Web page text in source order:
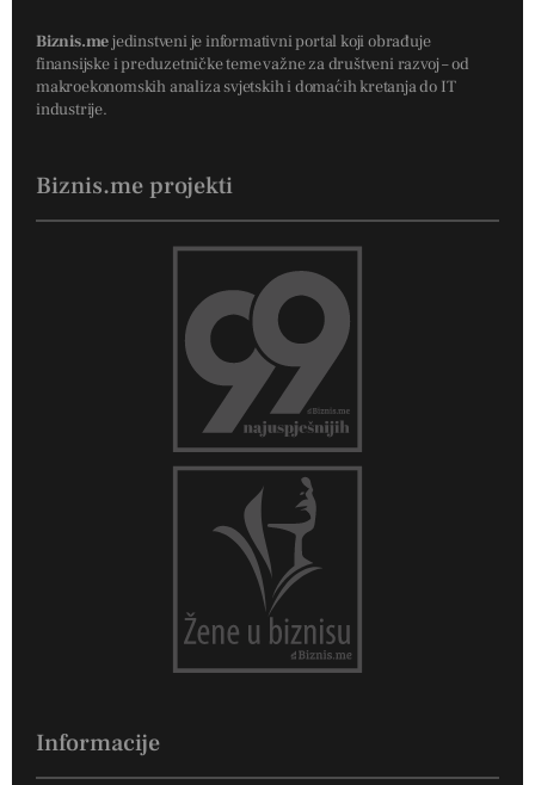
Biznis.mejedinstveni je informativni portal koji obrađuje
finansijske i preduzetničke teme važne za društveni razvoj – od
makroekonomskih analiza svjetskih i domaćih kretanja do IT
industrije.
Biznis.me projekti
Informacije